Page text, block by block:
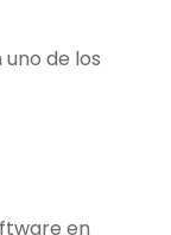
de los
en